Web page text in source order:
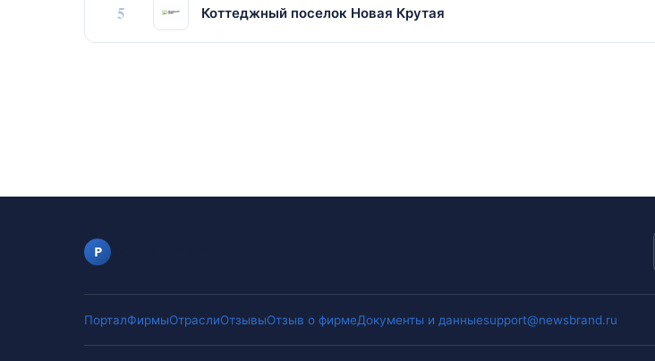
5 Коттеджный поселок Новая Крутая
P
ПорталФирмыОтраслиОтзывыОтзыв о фирмеДокументы и данныеsupport@newsbrand.ru